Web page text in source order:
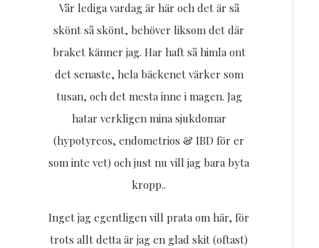
Vår lediga vardag är här och det är så
skönt så skönt, behöver liksom det där
braket känner jag. Har haft så himla ont
det senaste, hela bäckenet värker som
tusan, och det mesta inne i magen. Jag
hatar verkligen mina sjukdomar
(hypotyreos, endometrios & IBD för er
som inte vet) och just nu vill jag bara byta
kropp..
Inget jag egentligen vill prata om här, för
trots allt detta är jag en glad skit (oftast)